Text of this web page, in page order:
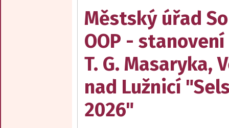
Městský úřad
OOP -
T. G. Masaryka,
nad Lužnicí
2026"